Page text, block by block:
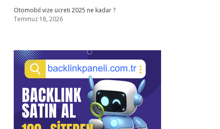
Otomobil vize ücreti 2025 ne kadar ?
Temmuz 18, 2026